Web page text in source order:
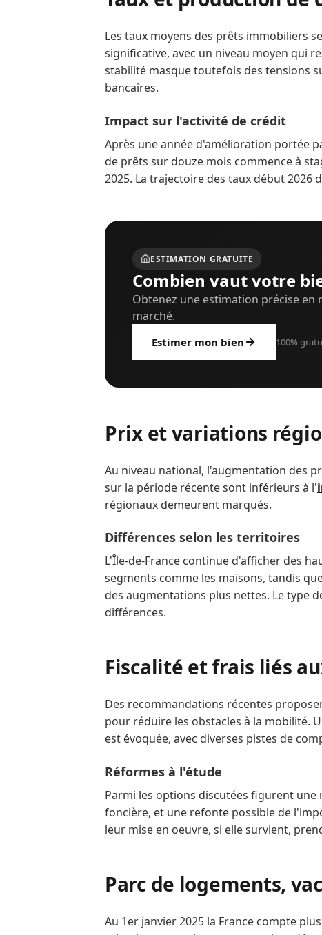
Les taux moyens des prêts immobiliers
significative, avec un niveau moyen qui
stabilité masque toutefois des tensions
bancaires.
Impact sur l'activité de crédit
Après une année d'amélioration portée
de prêts sur douze mois commence à
2025. La trajectoire des taux début
ESTIMATION GRATUITE
Combien vaut votre
Obtenez une estimation précise en
marché.
Estimer mon bien 100%
Prix et variations
Au niveau national, l'augmentation des
sur la période récente sont inférieurs à l'
régionaux demeurent marqués.
Différences selon les territoires
L'Île-de-France continue d'afficher des
segments comme les maisons, tandis
des augmentations plus nettes. Le type
différences.
Fiscalité et frais liés
Des recommandations récentes
pour réduire les obstacles à la mobilité.
est évoquée, avec diverses pistes de
Réformes à l'étude
Parmi les options discutées figurent
foncière, et une refonte possible de
leur mise en oeuvre, si elle survient,
Parc de logements,
Au 1er janvier 2025 la France compte